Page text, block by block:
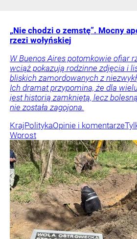
„Nie chodzi o zemstę”. Mocny
rzezi wołyńskiej
W Buenos Aires potomkowie ofiar
wciąż pokazują rodzinne zdjęcia i
bliskich zamordowanych z
Ich dramat przypomina, że dla
jest historią zamkniętą, lecz
nie została zagojona.
KrajPolitykaOpinie i komentarze
Wprost